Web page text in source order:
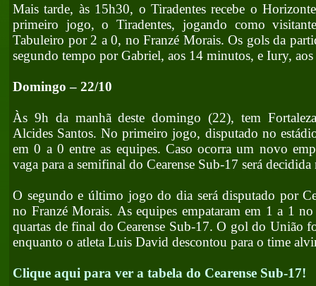
Mais tarde, às 15h30, o Tiradentes recebe o
primeiro jogo, o Tiradentes, jogando como
Tabuleiro por 2 a 0, no Franzé Morais. Os gols da
segundo tempo por Gabriel, aos 14 minutos, e Iury,
Domingo – 22/10
Às 9h da manhã deste domingo (22), tem
Alcides Santos. No primeiro jogo, disputado no
em 0 a 0 entre as equipes. Caso ocorra um novo
vaga para a semifinal do Cearense Sub-17 será decidida
O segundo e último jogo do dia será disputado por
no Franzé Morais. As equipes empataram em 1 a 1
quartas de final do Cearense Sub-17. O gol do União
enquanto o atleta Luis David descontou para o time
Clique aqui para ver a tabela do Cearense Sub-17!